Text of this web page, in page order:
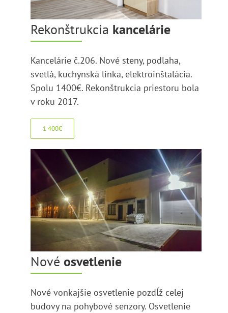
Rekonštrukcia kancelárie
Kancelárie č.206. Nové steny, podlaha,
svetlá, kuchynská linka, elektroinštalácia.
Spolu 1400€. Rekonštrukcia priestoru bola
v roku 2017.
1 400€
Nové osvetlenie
Nové vonkajšie osvetlenie pozdĺž celej
budovy na pohybové senzory. Osvetlenie